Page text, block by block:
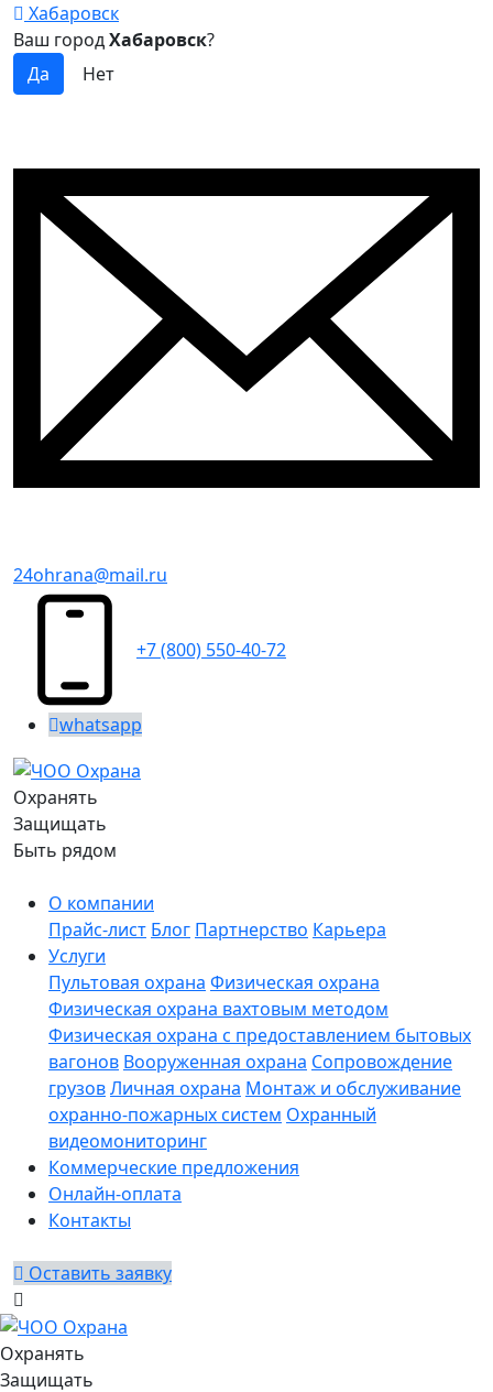
Хабаровск
Ваш городХабаровск?
24ohrana@mail.ru
+7 (800) 550-40-72
whatsapp
Охранять
Защищать
Быть рядом
О компании
Прайс-лист Блог Партнерство Карьера
Услуги
Пультовая охрана Физическая охрана
Физическая охрана вахтовым методом
Физическая охрана с предоставлением бытовых
вагонов Вооруженная охрана Сопровождение
грузовЛичная охрана Монтаж и обслуживание
охранно-пожарных систем Охранный
видеомониторинг
Коммерческие предложения
Онлайн-оплата
Контакты
Оставить заявку
Охранять
Защищать